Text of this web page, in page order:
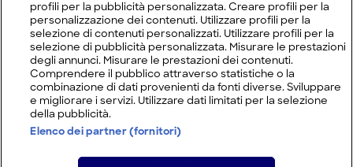
profili per la pubblicità personalizzata. Creare profili per la
personalizzazione dei contenuti. Utilizzare profili per la
selezione di contenuti personalizzati. Utilizzare profili per la
selezione di pubblicità personalizzata. Misurare le prestazioni
degli annunci. Misurare le prestazioni dei contenuti.
Comprendere il pubblico attraverso statistiche o la
combinazione di dati provenienti da fonti diverse. Sviluppare
e migliorare i servizi. Utilizzare dati limitati per la selezione
della pubblicità.
Elenco dei partner (fornitori)